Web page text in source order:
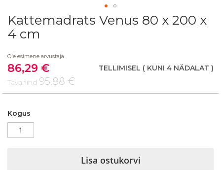
Skip
to
the
of
the
images
gallery
Kattemadrats Venus 80 x 200 x
4 cm
Ole esimene arvustaja
Soodushind
86,29 €
Tavahind 95,88 €
TELLIMISEL ( KUNI 4 NÄDALAT )
Kogus
Lisa ostukorvi